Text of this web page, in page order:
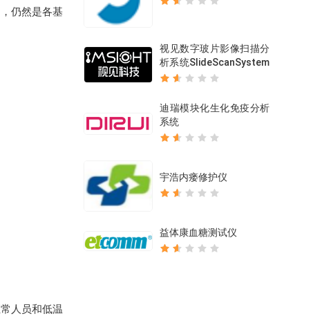
仍然是各基
人员和低温
视见数字玻片影像扫描分
析系统SlideScanSystem
迪瑞模块化生化免疫分析
系统
宇浩内瘘修护仪
益体康血糖测试仪